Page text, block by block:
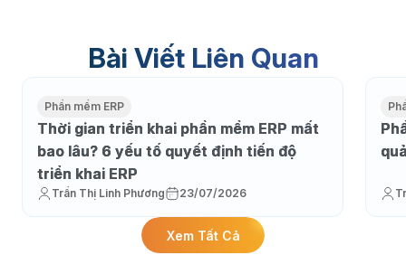
Bài Viết Liên Quan
Phần mềm ERP
Thời gian triển khai phần mềm ERP mất
bao lâu? 6 yếu tố quyết định tiến độ
triển khai ERP
Trần Thị Linh Phương 23/07/2026
Xem Tất Cả